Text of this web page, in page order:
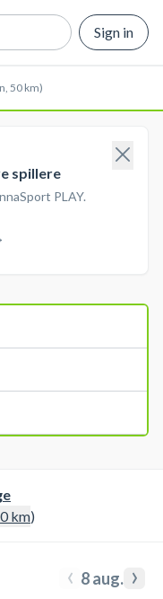
Sign in
50 km)
spillere
PLAY.
km)
‹ 8 aug. ›